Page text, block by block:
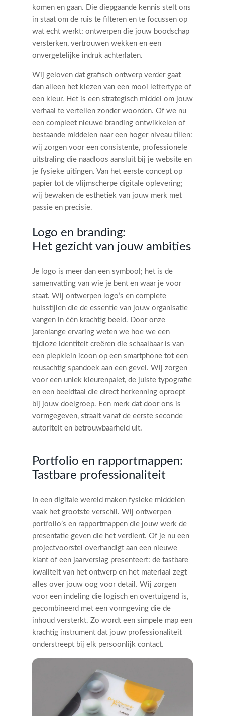
komen en gaan. Die diepgaande kennis stelt ons
in staat om de ruis te filteren en te focussen op
wat echt werkt: ontwerpen die jouw boodschap
versterken, vertrouwen wekken en een
onvergetelijke indruk achterlaten.
Wij geloven dat grafisch ontwerp verder gaat
dan alleen het kiezen van een mooi lettertype of
een kleur. Het is een strategisch middel om jouw
verhaal te vertellen zonder woorden. Of we nu
een compleet nieuwe branding ontwikkelen of
bestaande middelen naar een hoger niveau tillen:
wij zorgen voor een consistente, professionele
uitstraling die naadloos aansluit bij je website en
je fysieke uitingen. Van het eerste concept op
papier tot de vlijmscherpe digitale oplevering;
wij bewaken de esthetiek van jouw merk met
passie en precisie.
Logo en branding:
Het gezicht van jouw ambities
Je logo is meer dan een symbool; het is de
samenvatting van wie je bent en waar je voor
staat. Wij ontwerpen logo’s en complete
huisstijlen die de essentie van jouw organisatie
vangen in één krachtig beeld. Door onze
jarenlange ervaring weten we hoe we een
tijdloze identiteit creëren die schaalbaar is van
een piepklein icoon op een smartphone tot een
reusachtig spandoek aan een gevel. Wij zorgen
voor een uniek kleurenpalet, de juiste typografie
en een beeldtaal die direct herkenning oproept
bij jouw doelgroep. Een merk dat door ons is
vormgegeven, straalt vanaf de eerste seconde
autoriteit en betrouwbaarheid uit.
Portfolio en rapportmappen:
Tastbare professionaliteit
In een digitale wereld maken fysieke middelen
vaak het grootste verschil. Wij ontwerpen
portfolio’s en rapportmappen die jouw werk de
presentatie geven die het verdient. Of je nu een
projectvoorstel overhandigt aan een nieuwe
klant of een jaarverslag presenteert: de tastbare
kwaliteit van het ontwerp en het materiaal zegt
alles over jouw oog voor detail. Wij zorgen
voor een indeling die logisch en overtuigend is,
gecombineerd met een vormgeving die de
inhoud versterkt. Zo wordt een simpele map een
krachtig instrument dat jouw professionaliteit
onderstreept bij elk persoonlijk contact.